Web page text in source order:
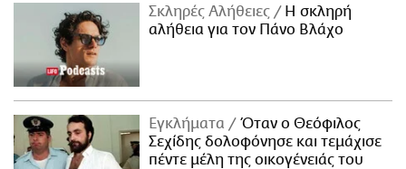
Σκληρές Αλήθειες
H σκληρή
αλήθεια για τον Πάνο Βλάχο
Εγκλήματα
Όταν ο Θεόφιλος
Σεχίδης δολοφόνησε και τεμάχισε
πέντε μέλη της οικογένειάς του